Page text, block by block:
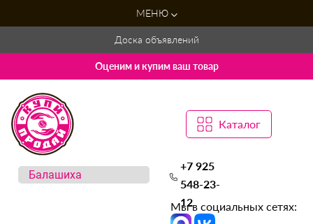
МЕНЮ
Доска объявлений
Оценим и купим ваш товар
Каталог
+7 925
548-23-
12
Мы в социальных сетях: